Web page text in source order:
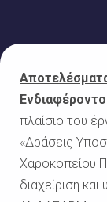
πλαίσιο του
«Δράσεις
Χαροκοπείου
διαχείριση